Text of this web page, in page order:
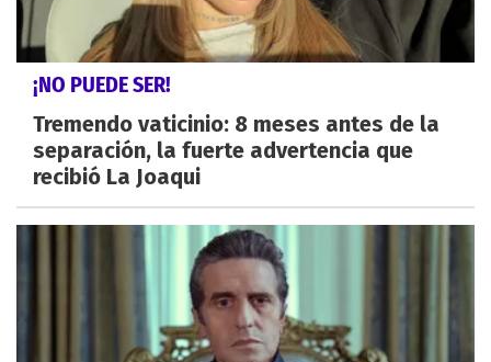
¡NO PUEDE SER!
Tremendo vaticinio: 8 meses antes de la
separación, la fuerte advertencia que
recibió La Joaqui